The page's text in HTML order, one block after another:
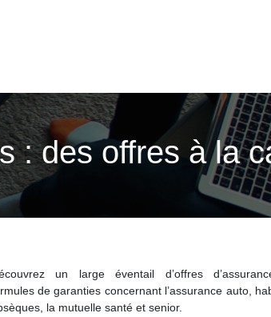
: des offres à la
un large éventail d’offres
de garanties concernant l’assurance auto,
la mutuelle santé et senior.